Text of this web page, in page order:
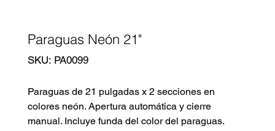
Paraguas Neón 21"
SKU: SKU
PA0099
PA0099
Paraguas de 21 pulgadas x 2 secciones en
colores neón. Apertura automática y cierre
manual. Incluye funda del color del paraguas.